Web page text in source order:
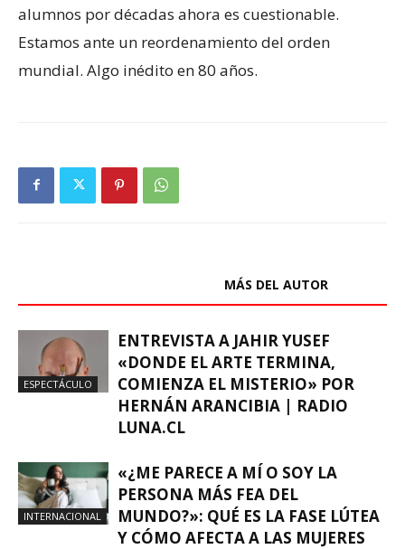
alumnos por décadas ahora es cuestionable.
Estamos ante un reordenamiento del orden
mundial. Algo inédito en 80 años.
MÁS DEL AUTOR
ESPECTÁCULO
ENTREVISTA A JAHIR YUSEF
«DONDE EL ARTE TERMINA,
COMIENZA EL MISTERIO» POR
HERNÁN ARANCIBIA | RADIO
LUNA.CL
INTERNACIONAL
«¿ME PARECE A MÍ O SOY LA
PERSONA MÁS FEA DEL
MUNDO?»: QUÉ ES LA FASE LÚTEA
Y CÓMO AFECTA A LAS MUJERES